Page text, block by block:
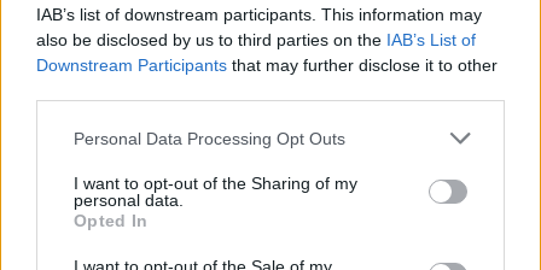
IAB’s list of downstream participants. This information may
also be disclosed by us to third parties on the IAB’s List of
Downstream Participants that may further disclose it to other
Personal Data Processing Opt Outs
I want to opt-out of the Sharing of my
personal data.
Opted In